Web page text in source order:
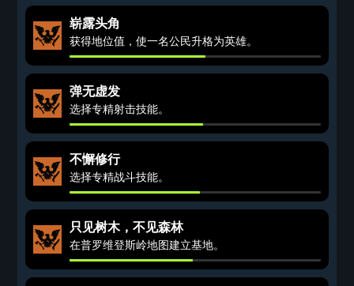
崭露头角
获得地位值，使一名公民升格为英雄。
弹无虚发
选择专精射击技能。
不懈修行
选择专精战斗技能。
只见树木，不见森林
在普罗维登斯岭地图建立基地。